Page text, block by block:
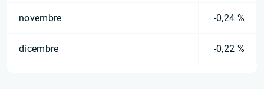
novembre -0,24 %
dicembre -0,22 %